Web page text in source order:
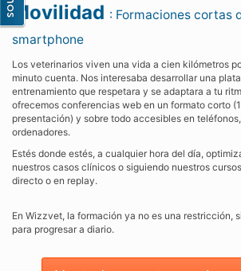
Movilidad : Formaciones cortas
smartphone
Los veterinarios viven una vida a cien kilómetros
minuto cuenta. Nos interesaba desarrollar una
entrenamiento que respetara y se adaptara a tu
ofrecemos conferencias web en un formato corto
presentación) y sobre todo accesibles en
ordenadores.
Estés donde estés, a cualquier hora del día,
nuestros casos clínicos o siguiendo nuestros
directo o en replay.
En Wizzvet, la formación ya no es una restricción,
para progresar a diario.